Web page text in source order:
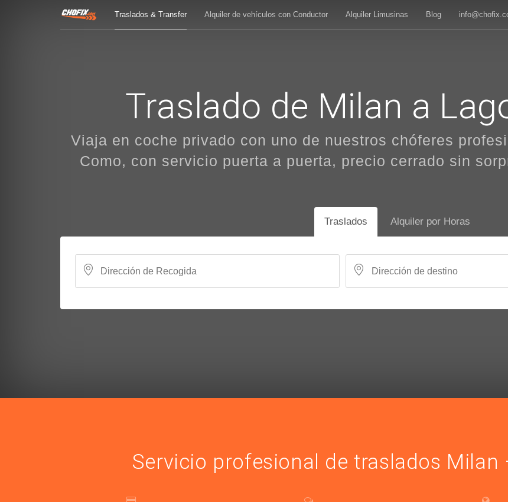
Traslados & Transfer Alquiler de vehículos con Conductor Alquiler Limusinas Blog
Traslado de Milan a
Viaja en coche privado con uno de nuestros chóferes
Como, con servicio puerta a puerta, precio cerrado sin
Traslados Alquiler por Horas
Servicio profesional de traslados Milan